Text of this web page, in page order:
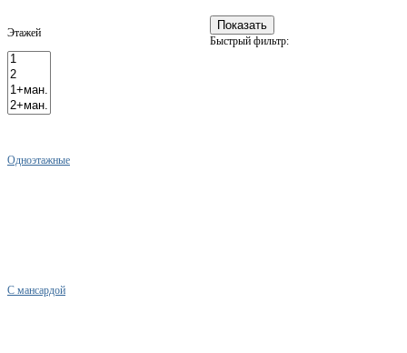
Этажей
Быстрый фильтр:
Одноэтажные
С мансардой